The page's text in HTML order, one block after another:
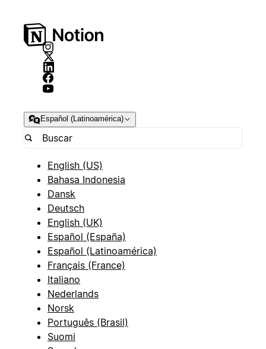
Español (Latinoamérica)
English (US)
Bahasa Indonesia
Dansk
Deutsch
English (UK)
Español (España)
Español (Latinoamérica)
Français (France)
Italiano
Nederlands
Norsk
Português (Brasil)
Suomi